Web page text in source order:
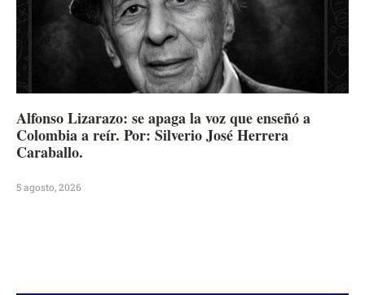
Alfonso Lizarazo: se apaga la voz que enseñó a
Colombia a reír. Por: Silverio José Herrera
Caraballo.
5 agosto, 2026